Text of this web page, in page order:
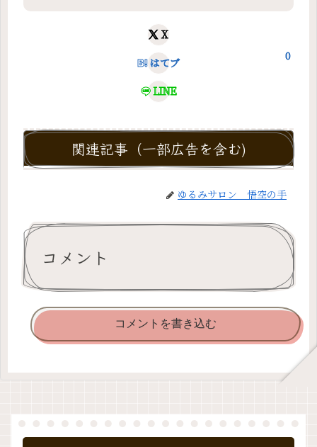
X
はてブ
0
LINE
関連記事（一部広告を含む)
ゆるみサロン 悟空の手
コメント
コメントを書き込む